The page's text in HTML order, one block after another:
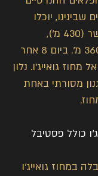
יוכלו
ללכת לאורכו של הגשר (430 מ'),
הממוקם בגובה של 360 מ'. ביום 8 אחר
גואייג'ו. נלון
מסורתי באחת
גואייג'ו כולל פסטיבל
במחוז גואייג'ו